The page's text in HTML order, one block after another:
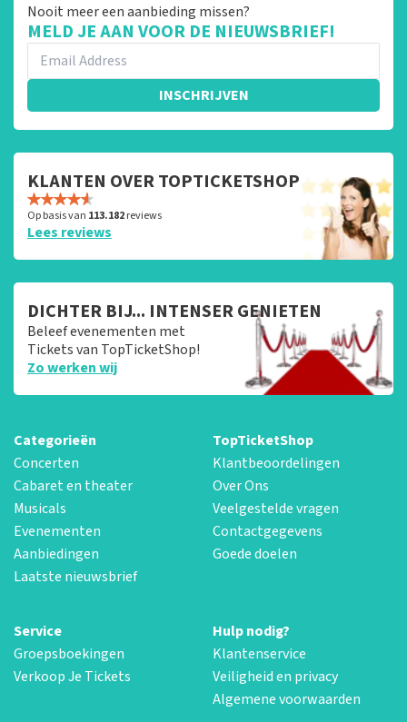
Nooit meer een aanbieding missen?
MELD JE AAN VOOR DE NIEUWSBRIEF!
INSCHRIJVEN
KLANTEN OVER TOPTICKETSHOP
Op basis van 113.182reviews
Lees reviews
DICHTER BIJ... INTENSER GENIETEN
Beleef evenementen met
Tickets van TopTicketShop!
Zo werken wij
Categorieën
Concerten
Cabaret en theater
Musicals
Evenementen
Aanbiedingen
Laatste nieuwsbrief
TopTicketShop
Klantbeoordelingen
Over Ons
Veelgestelde vragen
Contactgegevens
Goede doelen
Service
Groepsboekingen
Verkoop Je Tickets
Hulp nodig?
Klantenservice
Veiligheid en privacy
Algemene voorwaarden